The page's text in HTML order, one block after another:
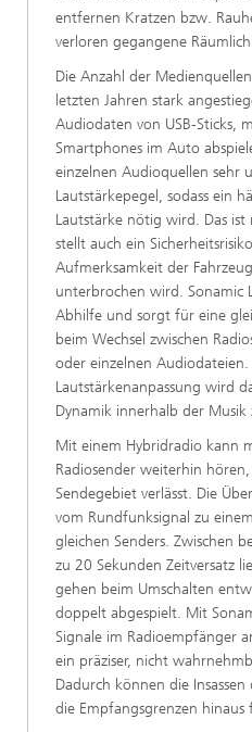
entfernen Kratzen bzw.
verloren gegangene
Die Anzahl der
letzten Jahren stark
Audiodaten von USB-Sticks,
Smartphones im Auto
einzelnen Audioquellen sehr
Lautstärkepegel, sodass ein
Lautstärke nötig wird. Das
stellt auch ein
Aufmerksamkeit der
unterbrochen wird. Sonamic
Abhilfe und sorgt für eine
beim Wechsel zwischen
oder einzelnen
Lautstärkenanpassung wird
Dynamik innerhalb der Musik
Mit einem Hybridradio kann
Radiosender weiterhin
Sendegebiet verlässt. Die
vom Rundfunksignal zu
gleichen Senders. Zwischen
zu 20 Sekunden Zeitversatz
gehen beim Umschalten
doppelt abgespielt. Mit
Signale im Radioempfänger
ein präziser, nicht
Dadurch können die
die Empfangsgrenzen hinaus